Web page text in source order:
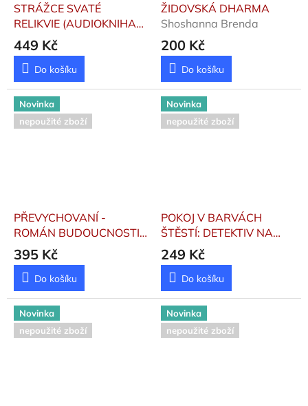
STRÁŽCE SVATÉ
RELIKVIE (AUDIOKNIHA
NA CD)Kalenda
František
449 Kč
Do košíku
ŽIDOVSKÁ DHARMA
Shoshanna Brenda
200 Kč
Do košíku
Novinka
nepoužité zboží
PŘEVYCHOVANÍ -
ROMÁN BUDOUCNOSTI
Barda, Jan
395 Kč
Do košíku
Novinka
nepoužité zboží
POKOJ V BARVÁCH
ŠTĚSTÍ: DETEKTIV NA
SCESTÍ 1
249 Kč
Do košíku
Novinka
nepoužité zboží
Novinka
nepoužité zboží